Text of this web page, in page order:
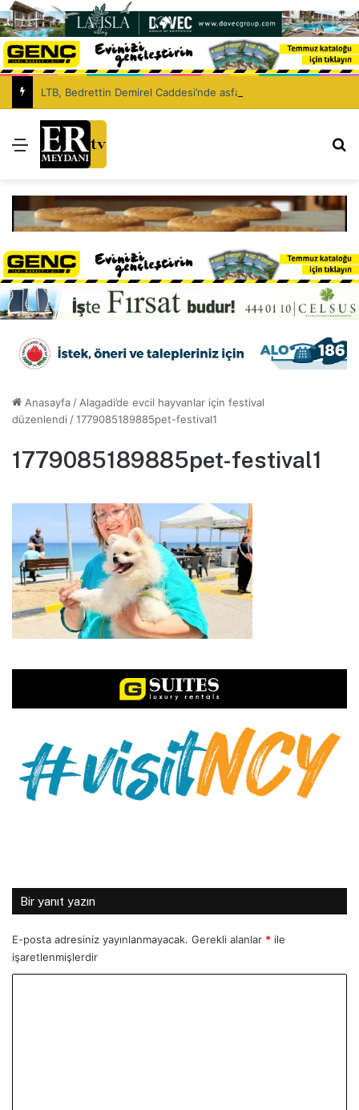
Menü
Anasayfa / Alagadi’de evcil hayvanlar için festival
düzenlendi /1779085189885pet-festival1
1779085189885pet-festival1
Bir yanıt yazın
E-posta adresiniz yayınlanmayacak. Gerekli alanlar * ile
işaretlenmişlerdir